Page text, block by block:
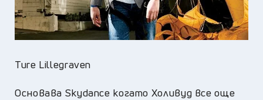
Ture Lillegraven
Основава Skydance когато Холивуд все още